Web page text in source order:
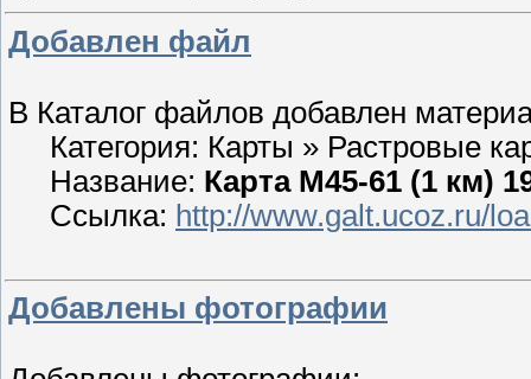
Добавлен файл
В Каталог файлов добавлен
Категория: Карты » Растровые
Название: Карта М45-61 (1 км)
Ссылка: http://www.galt.ucoz.ru/
Добавлены фотографии